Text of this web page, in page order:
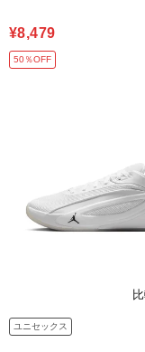
足とコ
feature.3
¥8,479
50％OFF
ユニセックス